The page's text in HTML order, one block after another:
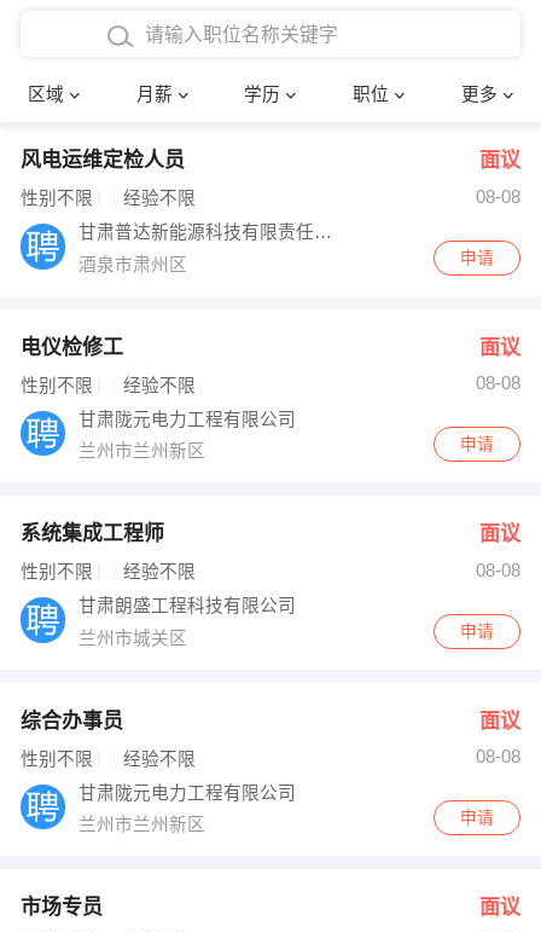
区域 月薪 学历 职位 更多
4000-5000元
8000-12000元
12000-20000元
博士
文员
财务会计
网络IT
快递员
收银员 技术员/工程师
出纳
编辑
跟单
其他职位
确定
风电运维定检人员 面议
性别不限 经验不限
08-08
甘肃普达新能源科技有限责任公司
酒泉市肃州区
申请
电仪检修工 面议
性别不限 经验不限
08-08
甘肃陇元电力工程有限公司
兰州市兰州新区
申请
系统集成工程师 面议
性别不限 经验不限
08-08
甘肃朗盛工程科技有限公司
兰州市城关区
申请
综合办事员 面议
性别不限 经验不限
08-08
甘肃陇元电力工程有限公司
兰州市兰州新区
申请
市场专员 面议